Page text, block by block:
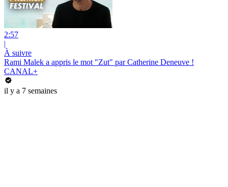
2:57
|
À suivre
Rami Malek a appris le mot "Zut" par Catherine Deneuve !
CANAL+
il y a 7 semaines